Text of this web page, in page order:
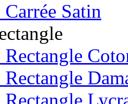
Carrée Satin
Rectangle